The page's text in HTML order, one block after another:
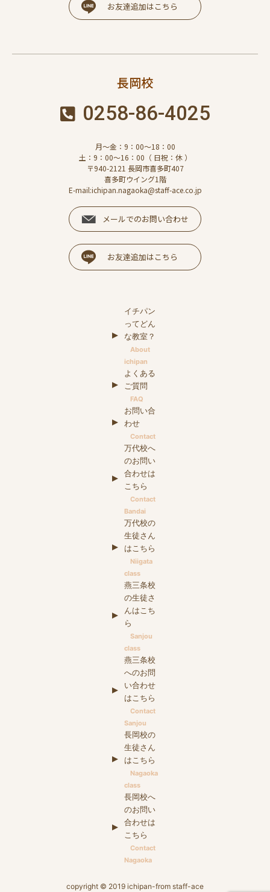
お友達追加はこちら
長岡校
0258-86-4025
月～金：9：00～18：00
土：9：00～16：00（ 日祝：休 ）
〒940-2121 長岡市喜多町407
喜多町ウイング1階
E-mail:ichipan.nagaoka@staff-ace.co.jp
メールでのお問い合わせ
お友達追加はこちら
イチパン
ってどん
な教室？
About
ichipan
よくある
ご質問
FAQ
お問い合
わせ
Contact
万代校へ
のお問い
合わせは
こちら
Contact
Bandai
万代校の
生徒さん
はこちら
Niigata
class
燕三条校
の生徒さ
んはこち
ら
Sanjou
class
燕三条校
へのお問
い合わせ
はこちら
Contact
Sanjou
長岡校の
生徒さん
はこちら
Nagaoka
class
長岡校へ
のお問い
合わせは
こちら
Contact
Nagaoka
copyright © 2019 ichipan-from staff-ace